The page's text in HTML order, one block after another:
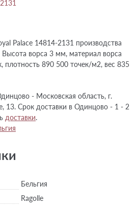
Palace 14814-2131 производства
Высота ворса 3 мм, материал ворса
плотность 890 500 точек/м2, вес 835
- Московская область, г.
Срок доставки в Одинцово - 1 - 2
доставки.
Бельгия
Ragolle